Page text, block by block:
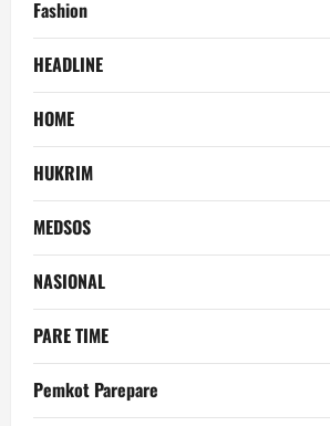
Fashion
HEADLINE
HOME
HUKRIM
MEDSOS
NASIONAL
PARE TIME
Pemkot Parepare